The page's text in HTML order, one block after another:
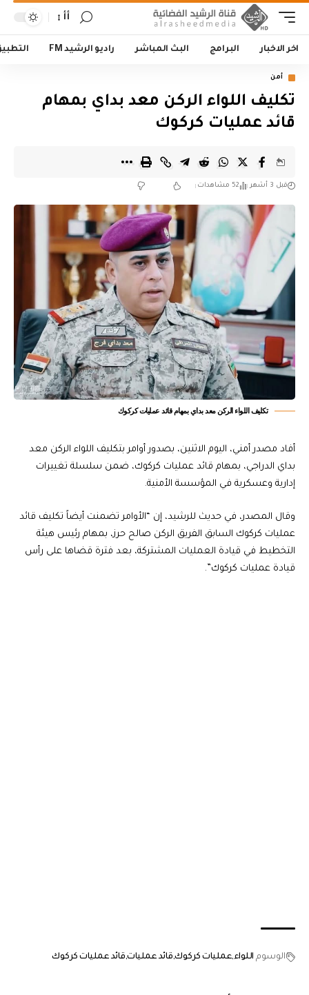
أأ
اخر الاخبار البرامج البث المباشر راديو الرشيد FM
أمن
تكليف اللواء الركن معد بداي بمهام
قائد عمليات كركوك
قبل 3 أشهر 52 مشاهدات
تكليف اللواء الركن معد بداي بمهام قائد عمليات كركوك
أفاد مصدر أمني، اليوم الاثنين، بصدور أوامر بتكليف اللواء الركن معد
بداي الدراجي، بمهام قائد عمليات كركوك، ضمن سلسلة تغييرات
إدارية وعسكرية في المؤسسة الأمنية.
وقال المصدر، في حديث للرشيد، إن “الأوامر تضمنت أيضاً تكليف قائد
عمليات كركوك السابق الفريق الركن صالح حرز، بمهام رئيس هيئة
التخطيط في قيادة العمليات المشتركة، بعد فترة قضاها على رأس
قيادة عمليات كركوك”.
الوسوم اللواءعمليات كركوك قائد عمليات قائد عمليات كركوك